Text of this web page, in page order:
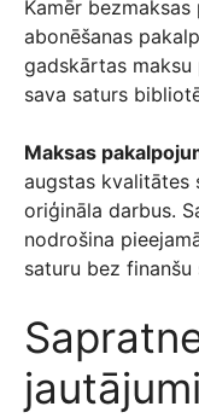
Kamēr
abonēšanas
gadskārtas
sava saturs
Maksas
augstas kvalitātes
oriģināla darbus.
nodrošina
saturu bez finanšu